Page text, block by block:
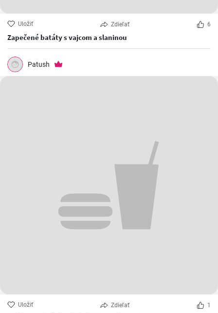
Uložiť Zdieľať 6
Zapečené batáty s vajcom a slaninou
Patush
Uložiť Zdieľať 1